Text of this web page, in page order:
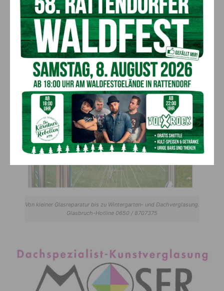
Ein Handwerk, das sich mit der Liebe zur Kunst und zum
Material Glas perfekt verbinden lässt, kurzum ist das
Dienstleistungsrepertoire vielfältig und bunt.
Es reicht von der Verlegung mit PREFA-Langzeit-Dächern über
die Verglasung von Balkonen und Wintergärten bis hin zur
Flachdach-Abdichtung mit Kunststofffolien.
Von kleiner Glasreparatur bis zu Wintergarten- und Dachverglasung.
Glasbruch-Hotline 0650 / 8707375